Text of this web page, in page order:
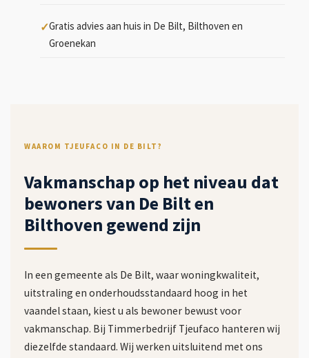
Gratis advies aan huis in De Bilt, Bilthoven en
Groenekan
WAAROM TJEUFACO IN DE BILT?
Vakmanschap op het niveau dat
bewoners van De Bilt en
Bilthoven gewend zijn
In een gemeente als De Bilt, waar woningkwaliteit,
uitstraling en onderhoudsstandaard hoog in het
vaandel staan, kiest u als bewoner bewust voor
vakmanschap. Bij Timmerbedrijf Tjeufaco hanteren wij
diezelfde standaard. Wij werken uitsluitend met ons